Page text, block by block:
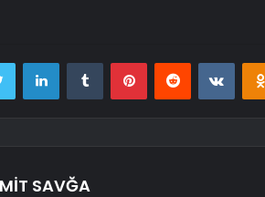
Twitter LinkedInTumblr PinterestReddit
SAVĞA